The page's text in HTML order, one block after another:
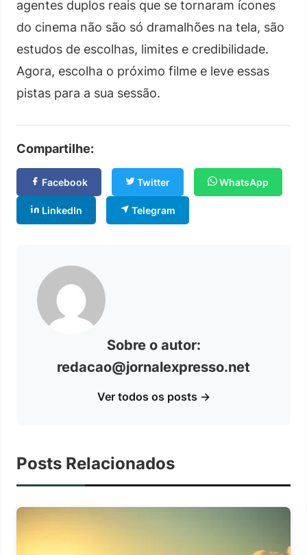
agentes duplos reais que se tornaram ícones
do cinema não são só dramalhões na tela, são
estudos de escolhas, limites e credibilidade.
Agora, escolha o próximo filme e leve essas
pistas para a sua sessão.
Compartilhe:
Facebook Twitter WhatsApp
LinkedIn Telegram
Sobre o autor:
redacao@jornalexpresso.net
Ver todos os posts →
Posts Relacionados